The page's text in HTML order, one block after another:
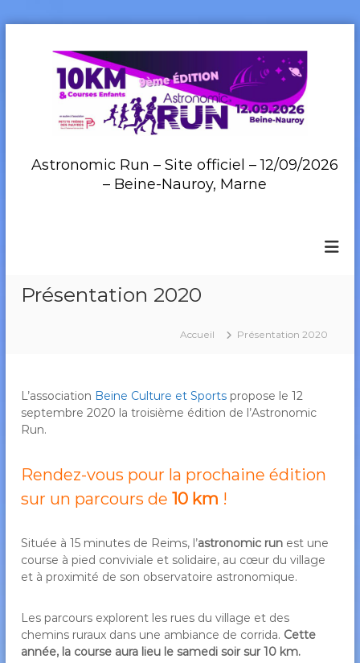
Astronomic Run – Site officiel – 12/09/2026
– Beine-Nauroy, Marne
Présentation 2020
Accueil Présentation 2020
L’association Beine Culture et Sports propose le 12
septembre 2020 la troisième édition de l’Astronomic
Run.
Rendez-vous pour la prochaine édition
sur un parcours de10 km !
Située à 15 minutes de Reims, l’astronomic run est une
course à pied conviviale et solidaire, au cœur du village
et à proximité de son observatoire astronomique.
Les parcours explorent les rues du village et des
chemins ruraux dans une ambiance de corrida. Cette
année, la course aura lieu le samedi soir sur 10 km.